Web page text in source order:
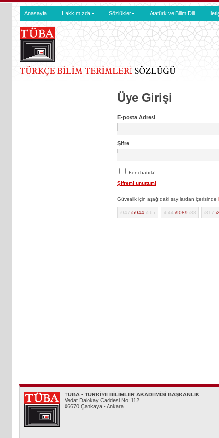
Anasayfa Hakkımızda Sözlükler Atatürk ve Bilim Dili
Üye Girişi
E-posta Adresi
Şifre
Beni hatırla!
Şifremi unuttum!
Güvenlik için aşağıdaki sayılardan içerisinde
i947 i5944 i565 i644 i9089 i88 i817
TÜBA - TÜRKİYE BİLİMLER AKADEMİSİ BAŞKANLIK
Vedat Dalokay Caddesi No: 112
06670 Çankaya - Ankara